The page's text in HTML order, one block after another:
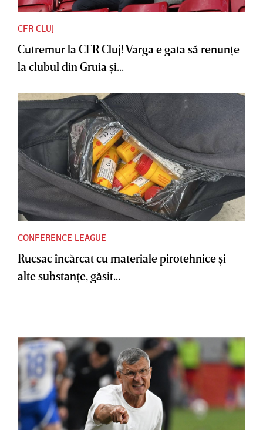
CFR CLUJ
Cutremur la CFR Cluj! Varga e gata să renunţe
la clubul din Gruia şi...
CONFERENCE LEAGUE
Rucsac încărcat cu materiale pirotehnice şi
alte substanţe, găsit...